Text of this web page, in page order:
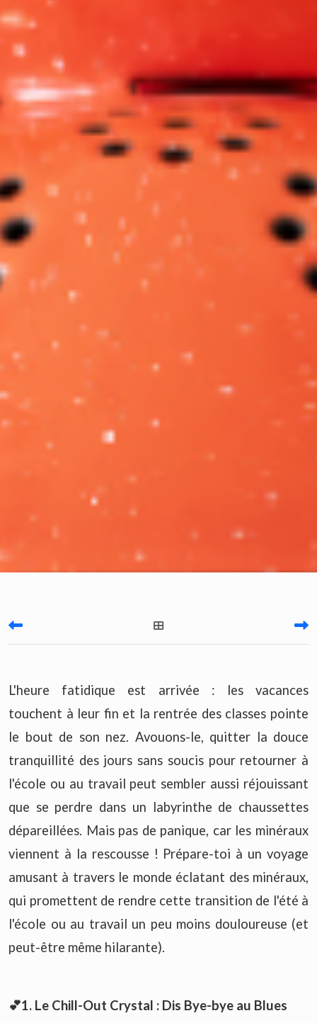
L'heure fatidique est arrivée : les vacances
touchent à leur fin et la rentrée des classes pointe
le bout de son nez. Avouons-le, quitter la douce
tranquillité des jours sans soucis pour retourner à
l'école ou au travail peut sembler aussi réjouissant
que se perdre dans un labyrinthe de chaussettes
dépareillées. Mais pas de panique, car les minéraux
viennent à la rescousse ! Prépare-toi à un voyage
amusant à travers le monde éclatant des minéraux,
qui promettent de rendre cette transition de l'été à
l'école ou au travail un peu moins douloureuse (et
peut-être même hilarante).
💕1. Le Chill-Out Crystal : Dis Bye-bye au Blues